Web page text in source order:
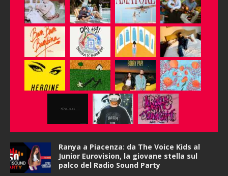
Ranya a Piacenza: da The Voice Kids al
Junior Eurovision, la giovane stella sul
palco del Radio Sound Party